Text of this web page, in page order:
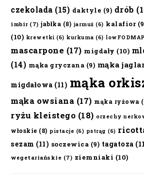
czekolada (15) daktyle (9) drób
imbir (7) jabłka (8) jarmuż (6) kalafior
(10) krewetki (6) kurkuma (6) lowFODMAP
mascarpone (17) migdały (10)
(14) mąka gryczana (9) mąka
migdałowa (11) mąka
mąka owsiana (17) mąka ryżowa
ryżu kleistego (18) orzechy
włoskie (8) pistacje (6) pstrąg (6)
sezam (11) soczewica (9) tagatoza
wegetariańskie (7) ziemniaki (10)